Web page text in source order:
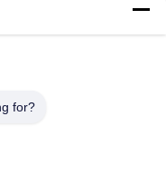
pianki ISO 9772 /
Poziomy tester
for?